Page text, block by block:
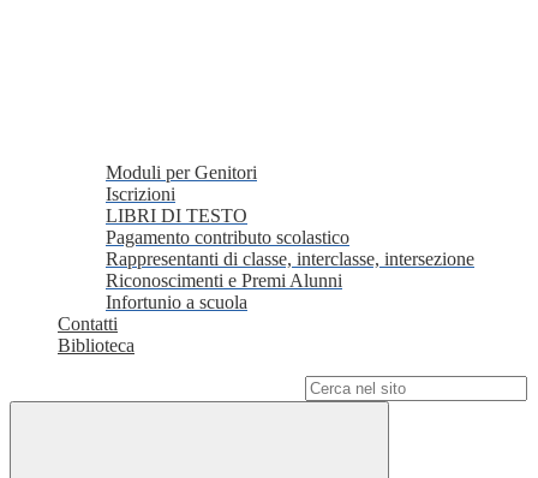
Moduli per Genitori
Iscrizioni
LIBRI DI TESTO
Pagamento contributo scolastico
Rappresentanti di classe, interclasse, intersezione
Riconoscimenti e Premi Alunni
Infortunio a scuola
Contatti
Biblioteca